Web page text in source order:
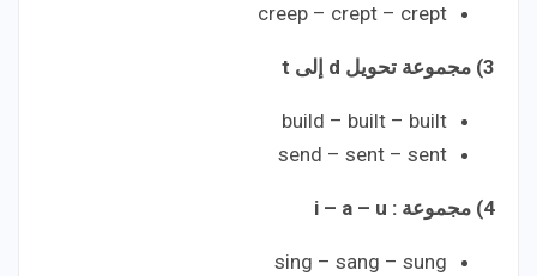
creep – crept – crept
3) مجموعة تحويل d إلى t
build – built – built
send – sent – sent
4) مجموعة : i – a – u
sing – sang – sung